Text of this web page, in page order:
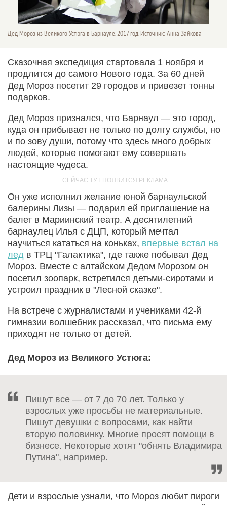
Дед Мороз из Великого Устюга в Барнауле. 2017 год. Источник: Анна Зайкова
Сказочная экспедиция стартовала 1 ноября и
продлится до самого Нового года. За 60 дней
Дед Мороз посетит 29 городов и привезет тонны
подарков.
Дед Мороз признался, что Барнаул — это город,
куда он прибывает не только по долгу службы, но
и по зову души, потому что здесь много добрых
людей, которые помогают ему совершать
настоящие чудеса.
Он уже исполнил желание юной барнаульской
балерины Лизы — подарил ей приглашение на
балет в Мариинский театр. А десятилетний
барнаулец Илья с ДЦП, который мечтал
научиться кататься на коньках, впервые встал на
лед в ТРЦ "Галактика", где также побывал Дед
Мороз. Вместе с алтайском Дедом Морозом он
посетил зоопарк, встретился детьми-сиротами и
устроил праздник в "Лесной сказке".
На встрече с журналистами и учениками 42-й
гимназии волшебник рассказал, что письма ему
приходят не только от детей.
Дед Мороз из Великого Устюга:
Пишут все — от 7 до 70 лет. Только у
взрослых уже просьбы не материальные.
Пишут девушки с вопросами, как найти
вторую половинку. Многие просят помощи в
бизнесе. Некоторые хотят "обнять Владимира
Путина", например.
Дети и взрослые узнали, что Мороз любит пироги